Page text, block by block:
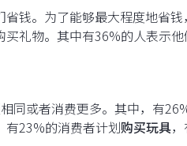
钱。为了能够最大程度地省钱
礼物。其中有36%的人表示
同或者消费更多。其中，有
有23%的消费者计划购买玩具，